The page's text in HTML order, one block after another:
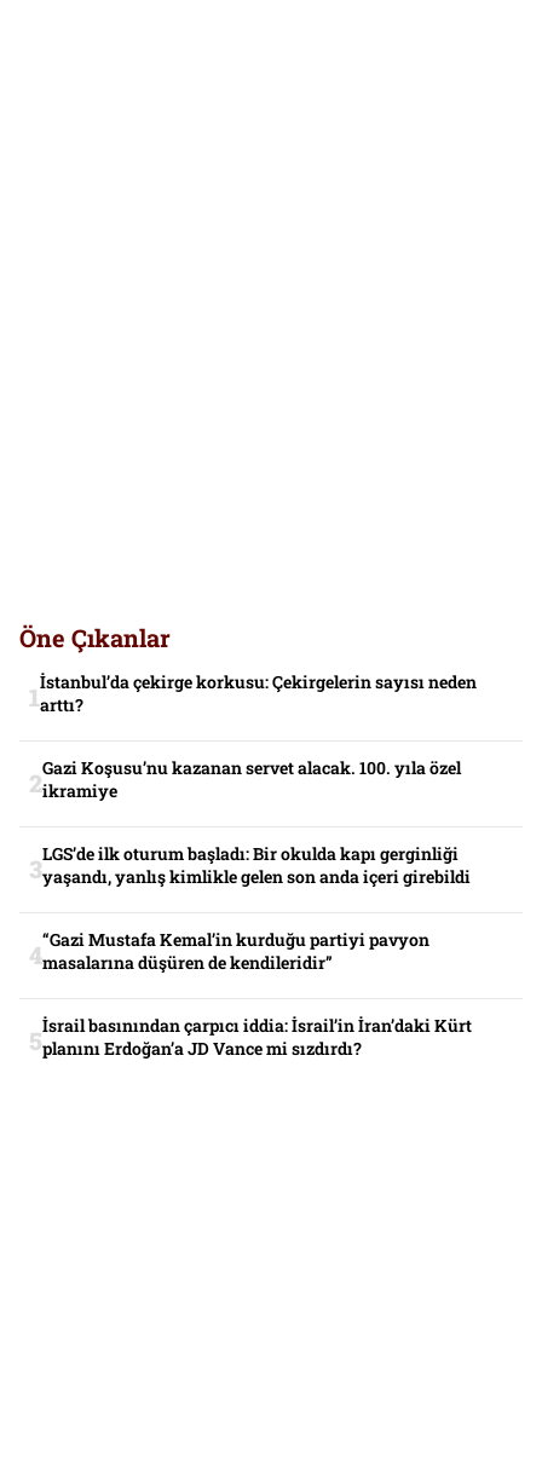
Öne Çıkanlar
İstanbul’da çekirge korkusu: Çekirgelerin sayısı neden
arttı?
Gazi Koşusu’nu kazanan servet alacak. 100. yıla özel
ikramiye
LGS’de ilk oturum başladı: Bir okulda kapı gerginliği
yaşandı, yanlış kimlikle gelen son anda içeri girebildi
“Gazi Mustafa Kemal’in kurduğu partiyi pavyon
masalarına düşüren de kendileridir”
İsrail basınından çarpıcı iddia: İsrail’in İran’daki Kürt
planını Erdoğan’a JD Vance mi sızdırdı?